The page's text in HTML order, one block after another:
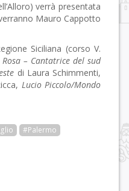
verrà presentata
Mauro Cappotto
Siciliana (corso V.
Rosa – Cantatrice del sud
di Laura Schimmenti,
Lucio Piccolo/Mondo
#Palermo